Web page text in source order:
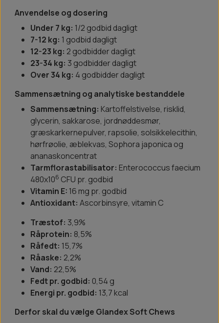
Anvendelse og dosering
Under 7 kg: 1/2 godbid dagligt
7-12 kg: 1 godbid dagligt
12-23 kg: 2 godbidder dagligt
23-34 kg: 3 godbidder dagligt
Over 34 kg: 4 godbidder dagligt
Sammensætning og analytiske bestanddele
Sammensætning: Kartoffelstivelse, risklid,
glycerin, sakkarose, jordnøddesmør,
græskarkernepulver, rapsolie, solsikkelecithin,
hørfrøolie, æblekvas, Sophora japonica og
ananaskoncentrat
Tarmflorastabilisator: Enterococcus faecium
480x106 CFU pr. godbid
Vitamin E: 16 mg pr. godbid
Antioxidant: Ascorbinsyre, vitamin C
Træstof: 3,9%
Råprotein: 8,5%
Råfedt: 15,7%
Råaske: 2,2%
Vand: 22,5%
Fedt pr. godbid: 0,54 g
Energi pr. godbid: 13,7 kcal
Derfor skal du vælge Glandex Soft Chews